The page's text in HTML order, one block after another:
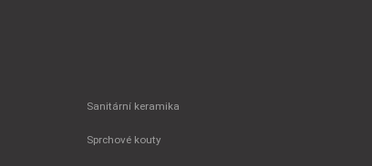
Sanitární keramika
Sprchové kouty